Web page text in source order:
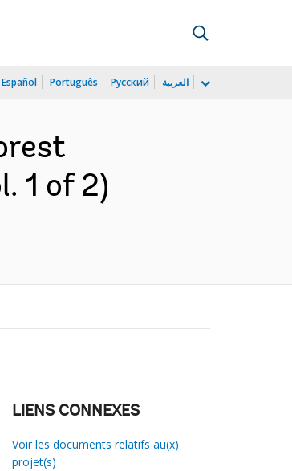
Español Português Русский العربية
1 of 2)
LIENS CONNEXES
Voir les documents relatifs au(x)
projet(s)